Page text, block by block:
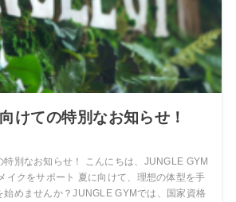
けての特別なお知らせ！
特別なお知らせ！ こんにちは、JUNGLE GYM
イクをサポート 夏に向けて、理想の体型を手
始めませんか？JUNGLE GYMでは、国家資格